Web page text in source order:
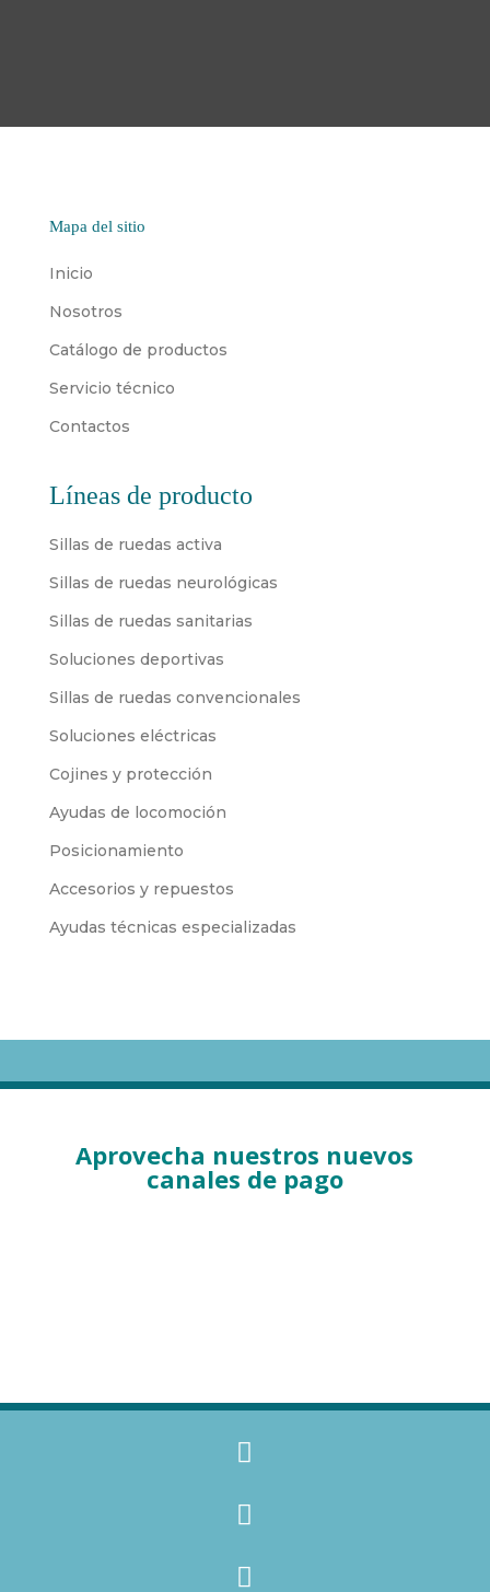
Mapa del sitio
Inicio
Nosotros
Catálogo de productos
Servicio técnico
Contactos
Líneas de producto
Sillas de ruedas activa
Sillas de ruedas neurológicas
Sillas de ruedas sanitarias
Soluciones deportivas
Sillas de ruedas convencionales
Soluciones eléctricas
Cojines y protección
Ayudas de locomoción
Posicionamiento
Accesorios y repuestos
Ayudas técnicas especializadas
Aprovecha nuestros nuevos
canales de pago


